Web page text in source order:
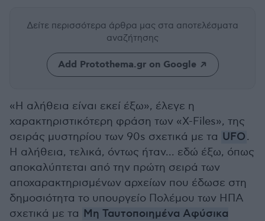
Δείτε περισσότερα άρθρα μας στα αποτελέσματα
αναζήτησης
Add Protothema.gr on Google
«Η αλήθεια είναι εκεί έξω», έλεγε η
χαρακτηριστικότερη φράση των «X-Files», της
σειράς μυστηρίου των 90s σχετικά με τα UFO.
Η αλήθεια, τελικά, όντως ήταν... εδώ έξω, όπως
αποκαλύπτεται από την πρώτη σειρά των
αποχαρακτηρισμένων αρχείων που έδωσε στη
δημοσιότητα το υπουργείο Πολέμου των ΗΠΑ
σχετικά με τα Μη Ταυτοποιημένα Αφύσικα